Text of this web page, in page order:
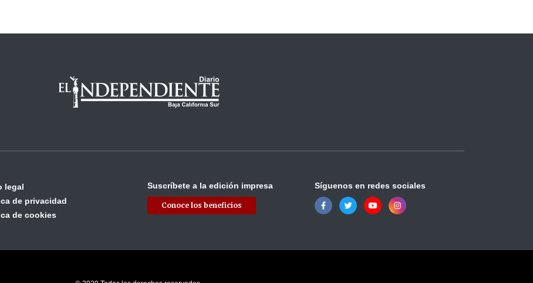
legal
de privacidad
de cookies
Suscríbete a la edición impresa
Conoce los beneficios
Síguenos en redes sociales